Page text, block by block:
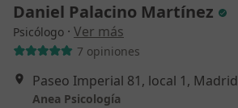
Daniel Palacino Martínez
Psicólogo · Ver más
7 opiniones
Paseo Imperial 81, local 1, Madrid
Anea Psicología